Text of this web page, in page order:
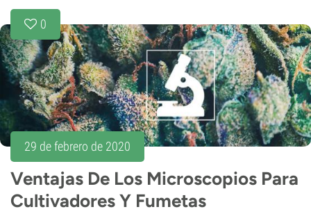
0
29 de febrero de 2020
Ventajas De Los Microscopios Para
Cultivadores Y Fumetas